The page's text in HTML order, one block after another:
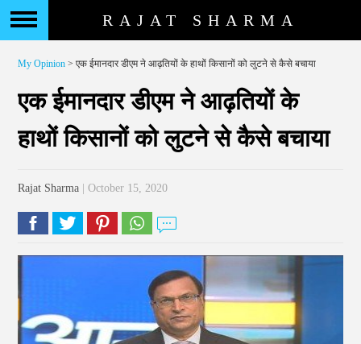
RAJAT SHARMA
My Opinion > एक ईमानदार डीएम ने आढ़तियों के हाथों किसानों को लुटने से कैसे बचाया
एक ईमानदार डीएम ने आढ़तियों के
हाथों किसानों को लुटने से कैसे बचाया
Rajat Sharma | October 15, 2020